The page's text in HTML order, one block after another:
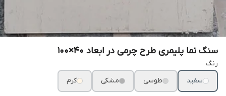
سنگ نما پلیمری طرح چرمی در ابعاد ۴۰×۱۰۰
رنگ
سفید
طوسی مشکی کرم